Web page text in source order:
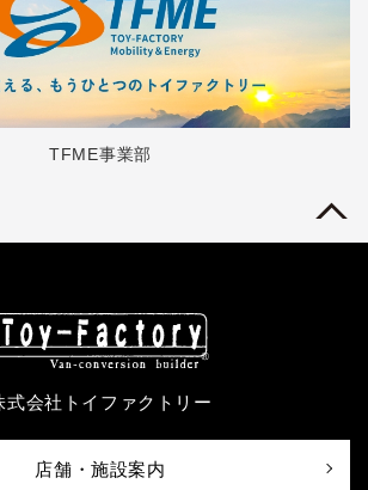
TFME事業部
式会社トイファクトリー
店舗・施設案内